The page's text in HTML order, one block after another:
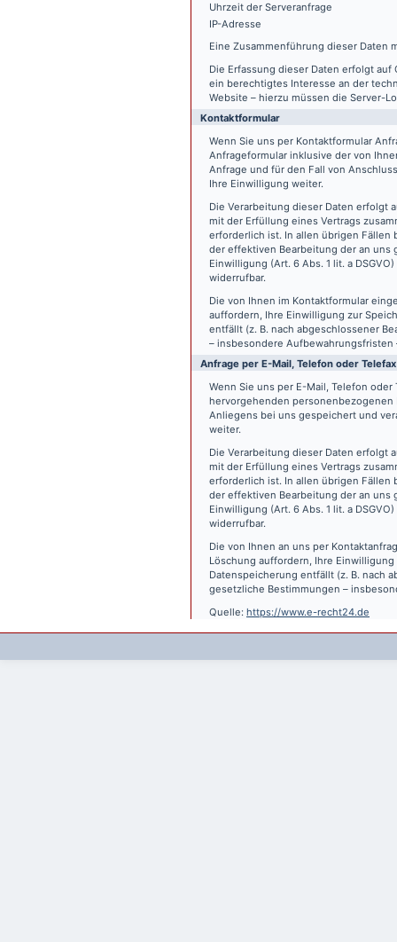
Uhrzeit der Serveranfrage
IP-Adresse
Eine Zusammenführung dieser Daten
Die Erfassung dieser Daten erfolgt auf
ein berechtigtes Interesse an der
Website – hierzu müssen die Server-
Kontaktformular
Wenn Sie uns per Kontaktformular
Anfrageformular inklusive der von
Anfrage und für den Fall von
Ihre Einwilligung weiter.
Die Verarbeitung dieser Daten erfolgt
mit der Erfüllung eines Vertrags
erforderlich ist. In allen übrigen Fällen
der effektiven Bearbeitung der an uns
Einwilligung (Art. 6 Abs. 1 lit. a
widerrufbar.
Die von Ihnen im Kontaktformular
auffordern, Ihre Einwilligung zur
entfällt (z. B. nach abgeschlossener
– insbesondere
Anfrage per E-Mail, Telefon oder Telefax
Wenn Sie uns per E-Mail, Telefon
hervorgehenden personenbezogenen
Anliegens bei uns gespeichert und
weiter.
Die Verarbeitung dieser Daten erfolgt
mit der Erfüllung eines Vertrags
erforderlich ist. In allen übrigen Fällen
der effektiven Bearbeitung der an uns
Einwilligung (Art. 6 Abs. 1 lit. a
widerrufbar.
Die von Ihnen an uns per
Löschung auffordern, Ihre
Datenspeicherung entfällt (z. B. nach
gesetzliche Bestimmungen –
Quelle: https://www.e-recht24.de